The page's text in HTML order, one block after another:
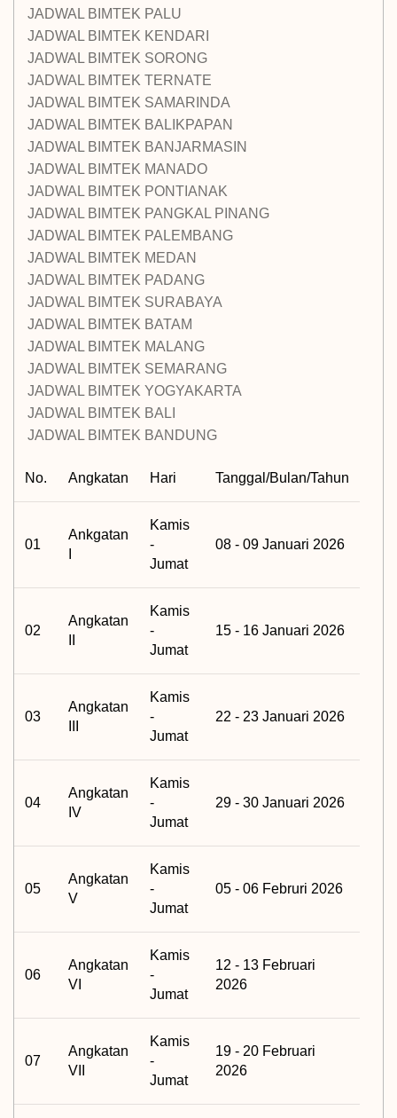
JADWAL BIMTEK PALU
JADWAL BIMTEK KENDARI
JADWAL BIMTEK SORONG
JADWAL BIMTEK TERNATE
JADWAL BIMTEK SAMARINDA
JADWAL BIMTEK BALIKPAPAN
JADWAL BIMTEK BANJARMASIN
JADWAL BIMTEK MANADO
JADWAL BIMTEK PONTIANAK
JADWAL BIMTEK PANGKAL PINANG
JADWAL BIMTEK PALEMBANG
JADWAL BIMTEK MEDAN
JADWAL BIMTEK PADANG
JADWAL BIMTEK SURABAYA
JADWAL BIMTEK BATAM
JADWAL BIMTEK MALANG
JADWAL BIMTEK SEMARANG
JADWAL BIMTEK YOGYAKARTA
JADWAL BIMTEK BALI
JADWAL BIMTEK BANDUNG
No. Angkatan Hari Tanggal/Bulan/Tahun
01
Ankgatan
Kamis
-
Jumat
08 - 09 Januari 2026
02
Angkatan
Kamis
-
Jumat
15 - 16 Januari 2026
03
Angkatan
Kamis
-
Jumat
22 - 23 Januari 2026
04
Angkatan
IV
Kamis
-
Jumat
29 - 30 Januari 2026
05
Angkatan
V
Kamis
-
Jumat
05 - 06 Februri 2026
06
Angkatan
VI
Kamis
-
Jumat
12 - 13 Februari
2026
07
Angkatan
VII
Kamis
-
Jumat
19 - 20 Februari
2026